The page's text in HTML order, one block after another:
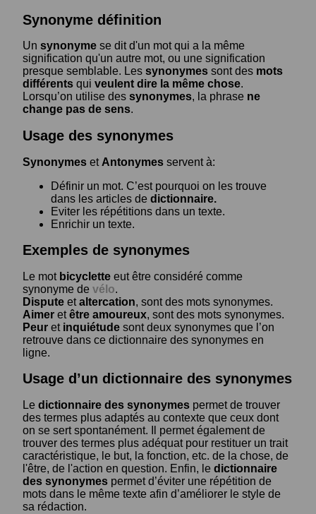
Synonyme définition
Un synonyme se dit d'un mot qui a la même
signification qu'un autre mot, ou une signification
presque semblable. Les synonymes sont des mots
différents qui veulent dire la même chose.
Lorsqu’on utilise des synonymes, la phrase ne
change pas de sens.
Usage des synonymes
Synonymes et Antonymes servent à:
Définir un mot. C’est pourquoi on les trouve
dans les articles de dictionnaire.
Eviter les répétitions dans un texte.
Enrichir un texte.
Exemples de synonymes
Le mot bicyclette eut être considéré comme
synonyme de vélo.
Dispute etaltercation, sont des mots synonymes.
Aimer etêtre amoureux, sont des mots synonymes.
Peur et inquiétude sont deux synonymes que l’on
retrouve dans ce dictionnaire des synonymes en
ligne.
Usage d’un dictionnaire des synonymes
Le dictionnaire des synonymes permet de trouver
des termes plus adaptés au contexte que ceux dont
on se sert spontanément. Il permet également de
trouver des termes plus adéquat pour restituer un trait
caractéristique, le but, la fonction, etc. de la chose, de
l'être, de l'action en question. Enfin, le dictionnaire
des synonymes permet d’éviter une répétition de
mots dans le même texte afin d’améliorer le style de
sa rédaction.